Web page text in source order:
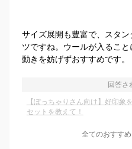
サイズ展開も豊富で、スタ
ツですね。ウールが入ること
動きを妨げずおすすめです。
回答さ
【ぽっちゃりさん向け】好印象
セットを教えて！
全てのおすす